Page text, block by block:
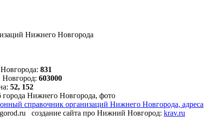
Нижнего Новгорода
831
603000
52, 152
справочник организаций Нижнего Новгорода, адреса
создание сайта про Нижний Новгород: krav.ru